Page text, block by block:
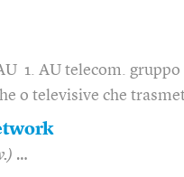
1. AU telecom.
o televisive che
…